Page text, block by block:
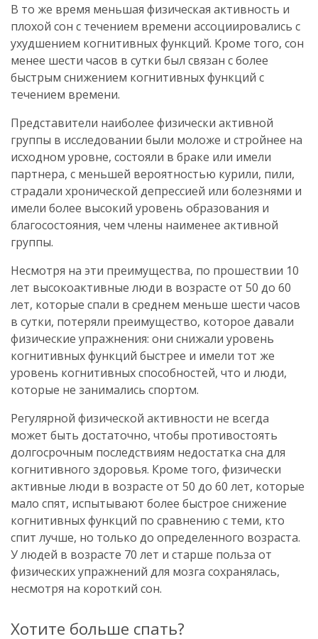
В то же время меньшая физическая активность и
плохой сон с течением времени ассоциировались с
ухудшением когнитивных функций. Кроме того, сон
менее шести часов в сутки был связан с более
быстрым снижением когнитивных функций с
течением времени.
Представители наиболее физически активной
группы в исследовании были моложе и стройнее на
исходном уровне, состояли в браке или имели
партнера, с меньшей вероятностью курили, пили,
страдали хронической депрессией или болезнями и
имели более высокий уровень образования и
благосостояния, чем члены наименее активной
группы.
Несмотря на эти преимущества, по прошествии 10
лет высокоактивные люди в возрасте от 50 до 60
лет, которые спали в среднем меньше шести часов
в сутки, потеряли преимущество, которое давали
физические упражнения: они снижали уровень
когнитивных функций быстрее и имели тот же
уровень когнитивных способностей, что и люди,
которые не занимались спортом.
Регулярной физической активности не всегда
может быть достаточно, чтобы противостоять
долгосрочным последствиям недостатка сна для
когнитивного здоровья. Кроме того, физически
активные люди в возрасте от 50 до 60 лет, которые
мало спят, испытывают более быстрое снижение
когнитивных функций по сравнению с теми, кто
спит лучше, но только до определенного возраста.
У людей в возрасте 70 лет и старше польза от
физических упражнений для мозга сохранялась,
несмотря на короткий сон.
Хотите больше спать?